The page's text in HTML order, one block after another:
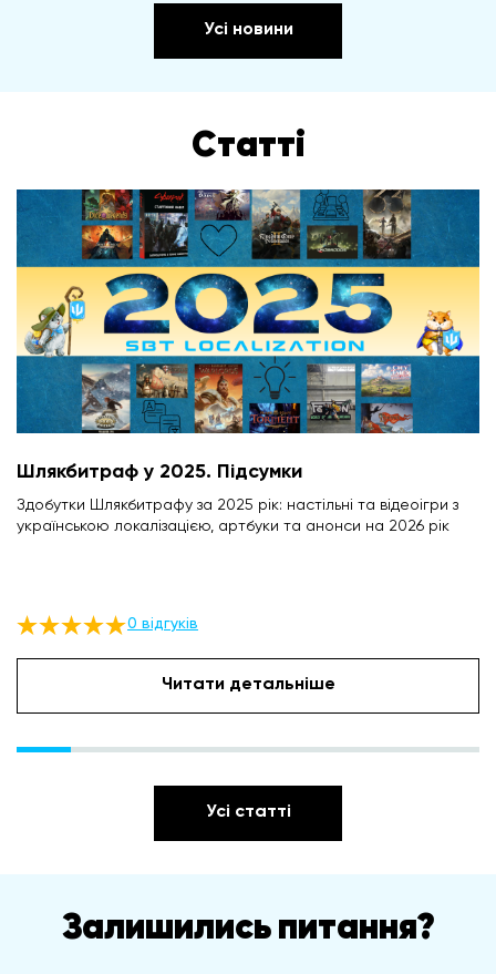
Усі новини
Статті
Шлякбитраф у 2025. Підсумки
Здобутки Шлякбитрафу за 2025 рік: настільні та відеоігри з
українською локалізацією, артбуки та анонси на 2026 рік
0 відгуків
Читати детальніше
Усі статті
Залишились питання?